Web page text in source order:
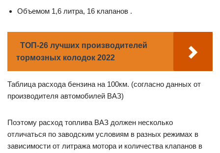
Объемом 1,6 литра, 16 клапанов .
ТОП-26 лучших производителей
тормозных колодок 2022
Таблица расхода бензина на 100км. (согласно данных от
производителя автомобилей ВАЗ)
Поэтому расход топлива ВАЗ должен несколько
отличаться по заводским условиям в разных режимах в
зависимости от литража мотора и количества клапанов в